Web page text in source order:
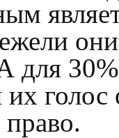
для
голос